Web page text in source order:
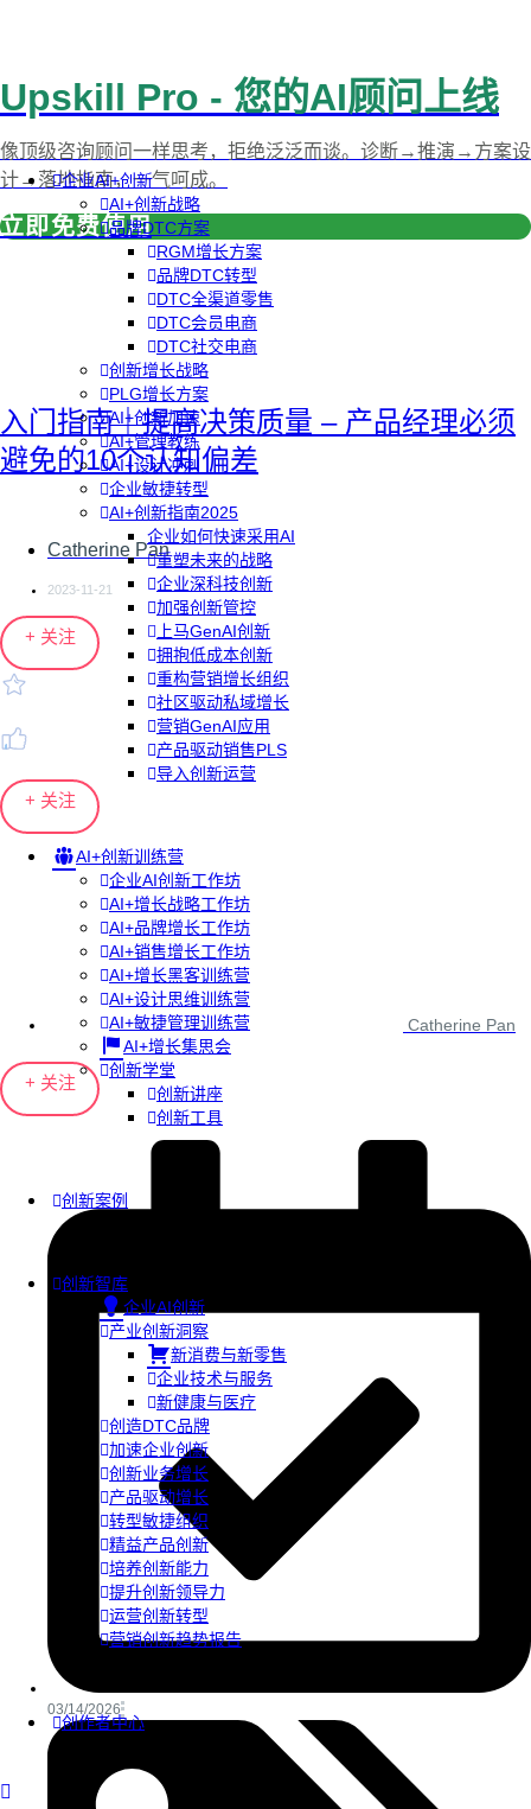
企业AI+创新
AI+创新战略
品牌DTC方案
RGM增长方案
品牌DTC转型
DTC全渠道零售
DTC会员电商
DTC社交电商
创新增长战略
PLG增长方案
AI+创新加速
AI+管理教练
AI+设计冲刺
企业敏捷转型
AI+创新指南2025
企业如何快速采用AI
重塑未来的战略
企业深科技创新
加强创新管控
上马GenAI创新
拥抱低成本创新
重构营销增长组织
社区驱动私域增长
营销GenAI应用
产品驱动销售PLS
导入创新运营
AI+创新训练营
企业AI创新工作坊
AI+增长战略工作坊
AI+品牌增长工作坊
AI+销售增长工作坊
AI+增长黑客训练营
AI+设计思维训练营
AI+敏捷管理训练营
AI+增长集思会
创新学堂
创新讲座
创新工具
创新案例
创新智库
企业AI创新
产业创新洞察
新消费与新零售
企业技术与服务
新健康与医疗
创造DTC品牌
加速企业创新
创新业务增长
产品驱动增长
转型敏捷组织
精益产品创新
培养创新能力
提升创新领导力
运营创新转型
营销创新趋势报告
创作者中心
Upskill Pro - 您的AI顾问上线
像顶级咨询顾问一样思考，拒绝泛泛而谈。诊断→推演→方案设
计→落地指南，一气呵成。
立即免费使用
入门指南｜提高决策质量 – 产品经理必须
避免的10个认知偏差
Catherine Pan
2023-11-21
+ 关注
+ 关注
Catherine Pan
+ 关注
03/14/2026